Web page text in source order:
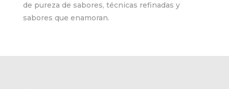
de pureza de sabores, técnicas refinadas y
sabores que enamoran.